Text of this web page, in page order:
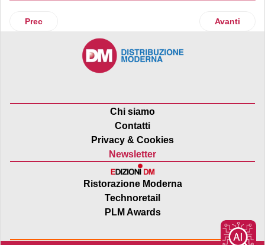
Articolo precedente: O-I Glass e Menabrea insieme per
Prec Articolo
Avanti
Chi siamo
Contatti
Privacy & Cookies
Newsletter
Ristorazione Moderna
Technoretail
PLM Awards